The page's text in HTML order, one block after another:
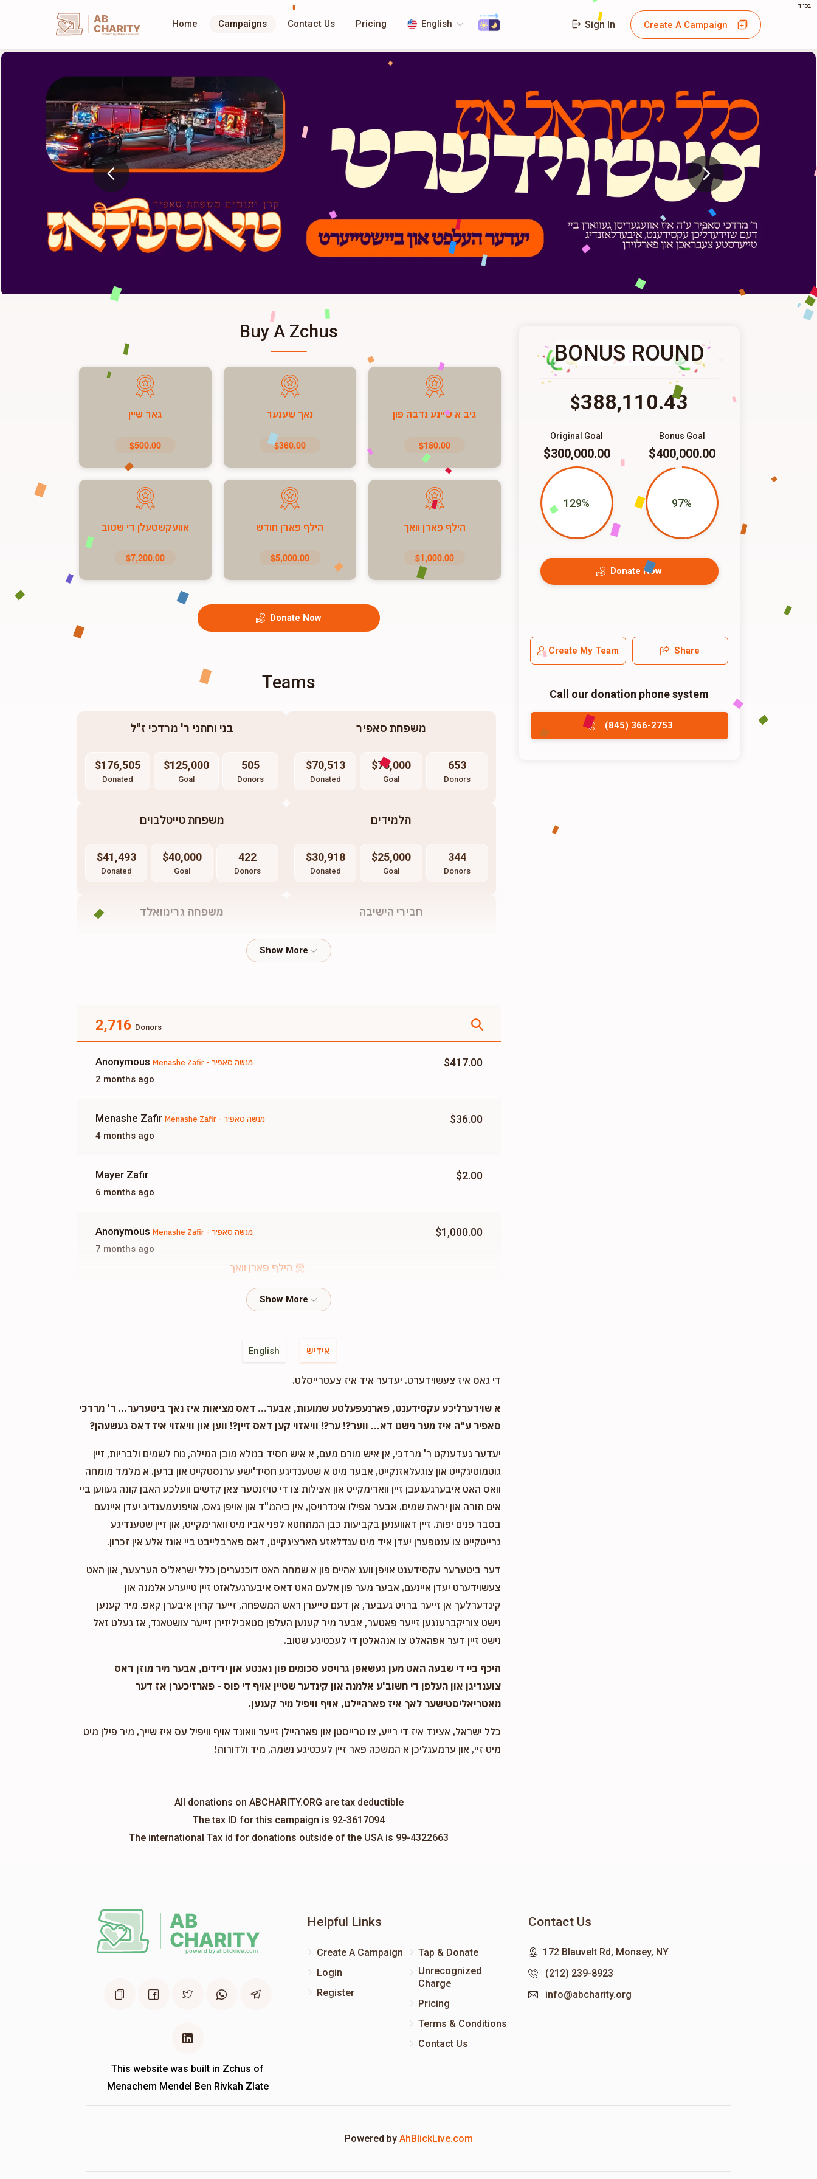
בס"ד
AB
CHARITY
powerd by ahblicklive.com
Home Campaigns Contact Us Pricing English Sign In Create A Campaign
Buy A Zchus
גיב א שיינע נדבה פון
$180.00
נאך שענער
$360.00
גאר שיין
$500.00
הילף פארן וואך
$1,000.00
הילף פארן חודש
$5,000.00
אוועקשטעלן די שטוב
$7,200.00
Donate Now
Teams
בני וחתני ר' מרדכי ז"ל
$176,505
Donated
$125,000
Goal
505
Donors
משפחת סאפיר
$70,513
Donated
$75,000
Goal
653
Donors
משפחת טייטלבוים
$41,493
Donated
$40,000
Goal
422
Donors
תלמידים
$30,918
Donated
$25,000
Goal
344
Donors
משפחת גרינוואלד
95
Donors
חבירי הישיבה
$8,700
Donated
2,716 Donors
Anonymous Menashe Zafir - מנשה סאפיר
2 months ago
$417.00
Menashe Zafir Menashe Zafir - מנשה סאפיר
4 months ago
$36.00
Mayer Zafir
6 months ago
$2.00
Anonymous Menashe Zafir - מנשה סאפיר
7 months ago
$1,000.00
הילף פארן וואך
8 months ago
English אידיש
די גאס איז צעשוידערט. יעדער איד איז צעטרייסלט.
א שוידערליכע עקסידענט, פארנעפעלטע שמועות, אבער... דאס מציאות איז נאך ביטערער... ר' מרדכי
סאפיר ע"ה איז מער נישט דא... ווער?! ער?! וויאזוי קען דאס זיין?! ווען און וויאזוי איז דאס געשעהן?
יעדער געדענקט ר' מרדכי, אן איש מורם מעם, א איש חסיד במלא מובן המילה, נוח לשמים ולבריות, זיין
גוטמוטיגקייט און צוגעלאזנקייט, אבער מיט א שטענדיגע חסיד'ישע ערנסטקייט און ברען. א מלמד מומחה
וואס האט איבערגעגעבן זיין ווארימקייט און אצילות צו די טויזנטער צאן קדשים וועלכע האבן קונה געווען ביי
אים תורה און יראת שמים. אבער אפילו אינדרויסן, אין ביהמ"ד און אויפן גאס, אויפנעמענדיג יעדן איינעם
בסבר פנים יפות. זיין דאווענען בקביעות כבן המתחטא לפני אביו מיט ווארימקייט, און זיין שטענדיגע
גרייטקייט צו ענטפערן יעדן איד מיט ענדלאזע הארציגקייט, דאס פארבלייבט ביי אונז אלע אין זכרון.
דער ביטערער עקסידענט אויפן וועג אהיים פון א שמחה האט דוכגעריסן כלל ישראל'ס הערצער, און האט
צעשוידערט יעדן איינעם, אבער מער פון אלעם האט דאס איבערגעלאזט זיין טייערע אלמנה און
קינדערלעך אן זייער ברויט געבער, אן דעם טייערן ראש המשפחה, זייער קרוין איבערן קאפ. מיר קענען
נישט צוריקברענגען זייער פאטער, אבער מיר קענען העלפן סטאביליזירן זייער צושטאנד, אז געלט זאל
נישט זיין דער אפהאלט צו אנהאלטן די לעכטיגע שטוב.
תיכף ביי די שבעה האט מען געשאפן גרויסע סכומים פון נאנטע און ידידים, אבער מיר מוזן דאס
צוענדיגן און העלפן די חשוב'ע אלמנה און קינדער שטיין אויף די פוס - פארזיכערן אז דער
מאטריאליסטישער לאך איז פארהיילט, אויף וויפיל מיר קענען.
כלל ישראל, אצינד איז די רייע, צו טרייסטן און פארהיילן זייער וואונד אויף וויפיל עס איז שייך, מיר פילן מיט
מיט זיי, און ערמעגליכן א המשכה פאר זיין לעכטיגע נשמה, מיד ולדורות!
All donations on ABCHARITY.ORG are tax deductible
The tax ID for this campaign is 92-3617094
The international Tax id for donations outside of the USA is 99-4322663
BONUS ROUND
$388,110.43
Bonus Goal
$400,000.00
97%
Original Goal
$300,000.00
129%
Donate Now
Create My Team Share
Call our donation phone system
(845) 366-2753
This website was built in Zchus of
Menachem Mendel Ben Rivkah Zlate
Helpful Links
Create A Campaign
Login
Register
Tap & Donate
Unrecognized
Charge
Pricing
Terms & Conditions
Contact Us
Contact Us
172 Blauvelt Rd, Monsey, NY
(212) 239-8923
info@abcharity.org
Powered by AhBlickLive.com